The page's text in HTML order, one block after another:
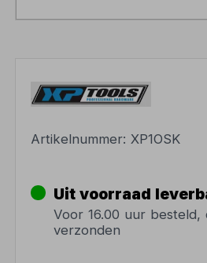
Artikelnummer:XP1OSK
Uit voorraad
Voor 16.00 uur besteld,
verzonden